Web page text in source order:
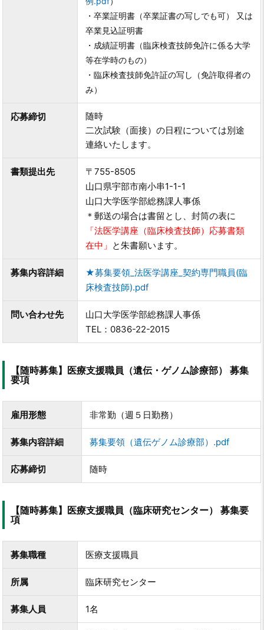
・卒業証明書（卒業証書の写しでも可） 又は
卒業見込証明書
・成績証明書（臨床検査技師免許に係る大学
等在学時のもの）
・臨床検査技師免許証の写し（免許取得者の
み）
応募締切
随時
二次試験（面接）の日程については別途
連絡いたします。
書類提出先
〒755-8505
山口県宇部市南小串1-1-1
山口大学医学部総務課人事係
＊郵送の場合は書留とし、封筒の表に
「法医学講座（臨床検査技師）応募書類
在中」 と朱書願います。
募集内容詳細
★募集要領_法医学講座_契約専門職員(臨
床検査技師).pdf
問い合わせ先
山口大学医学部総務課人事係
TEL：0836-22-2015
【随時募集】医療支援職員（遺伝・ゲノム診療部） 募集
要項
雇用形態 非常勤（週５日勤務）
募集内容詳細 募集要領（遺伝ゲノム診療部）.pdf
応募締切 随時
【随時募集】医療支援職員（臨床研究センター） 募集要
項
募集職種 医療支援職員
所属 臨床研究センター
募集人員 1名